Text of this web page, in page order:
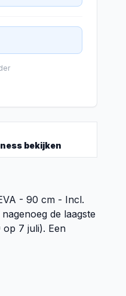
bekijken
- 90 cm - Incl.
de laagste
7 juli). Een